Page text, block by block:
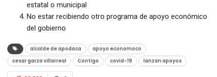
estatal o municipal
No estar recibiendo otro programa de apoyo económico
del gobierno
alcalde de apodaca
apoyo economoco
cesar garza villarreal
Contigo covid-19 lanzan apoyos